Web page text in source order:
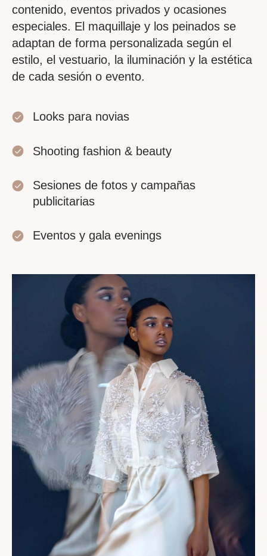
contenido, eventos privados y ocasiones
especiales. El maquillaje y los peinados se
adaptan de forma personalizada según el
estilo, el vestuario, la iluminación y la estética
de cada sesión o evento.
Looks para novias
Shooting fashion & beauty
Sesiones de fotos y campañas
publicitarias
Eventos y gala evenings